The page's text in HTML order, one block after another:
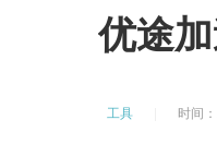
优途
工具 时间